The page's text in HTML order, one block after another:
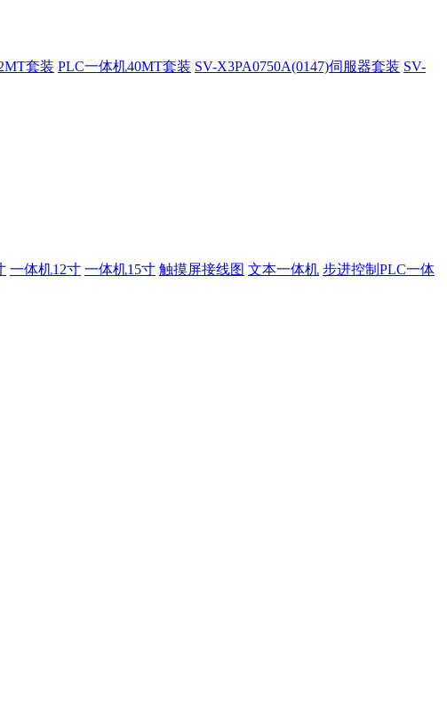
套装 PLC一体机40MT套装 SV-X3PA0750A(0147)伺服器套装 SV-
一体机12寸 一体机15寸 触摸屏接线图 文本一体机 步进控制PLC一体